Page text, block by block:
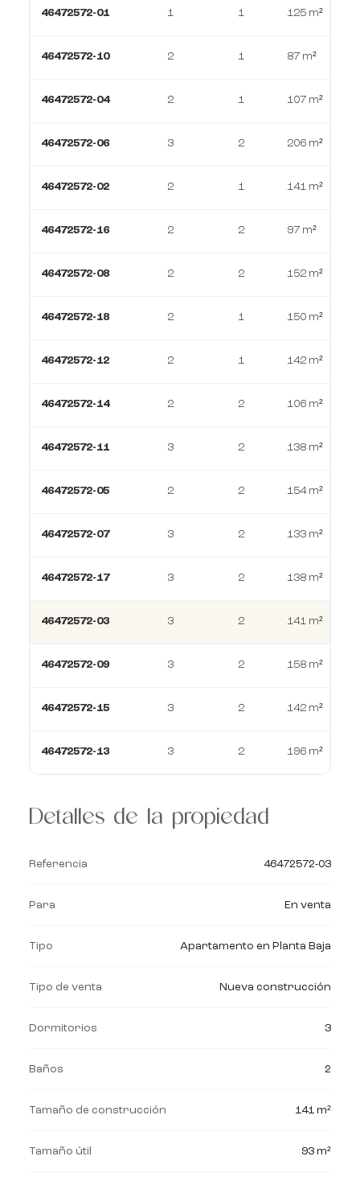
46472572-01 1 1 125 m²
46472572-10 2 1 87 m²
46472572-04 2 1 107 m²
46472572-06 3 2 206 m²
46472572-02 2 1 141 m²
46472572-16 2 2 97 m²
46472572-08 2 2 152 m²
46472572-18 2 1 150 m²
46472572-12 2 1 142 m²
46472572-14 2 2 106 m²
46472572-11 3 2 138 m²
46472572-05 2 2 154 m²
46472572-07 3 2 133 m²
46472572-17 3 2 138 m²
46472572-03 3 2 141 m²
46472572-09 3 2 158 m²
46472572-15 3 2 142 m²
46472572-13 3 2 196 m²
Detalles de la propiedad
Referencia 46472572-03
Para En venta
Tipo Apartamento en Planta Baja
Tipo de venta Nueva construcción
Dormitorios 3
Baños 2
Tamaño de construcción 141 m²
Tamaño útil 93 m²